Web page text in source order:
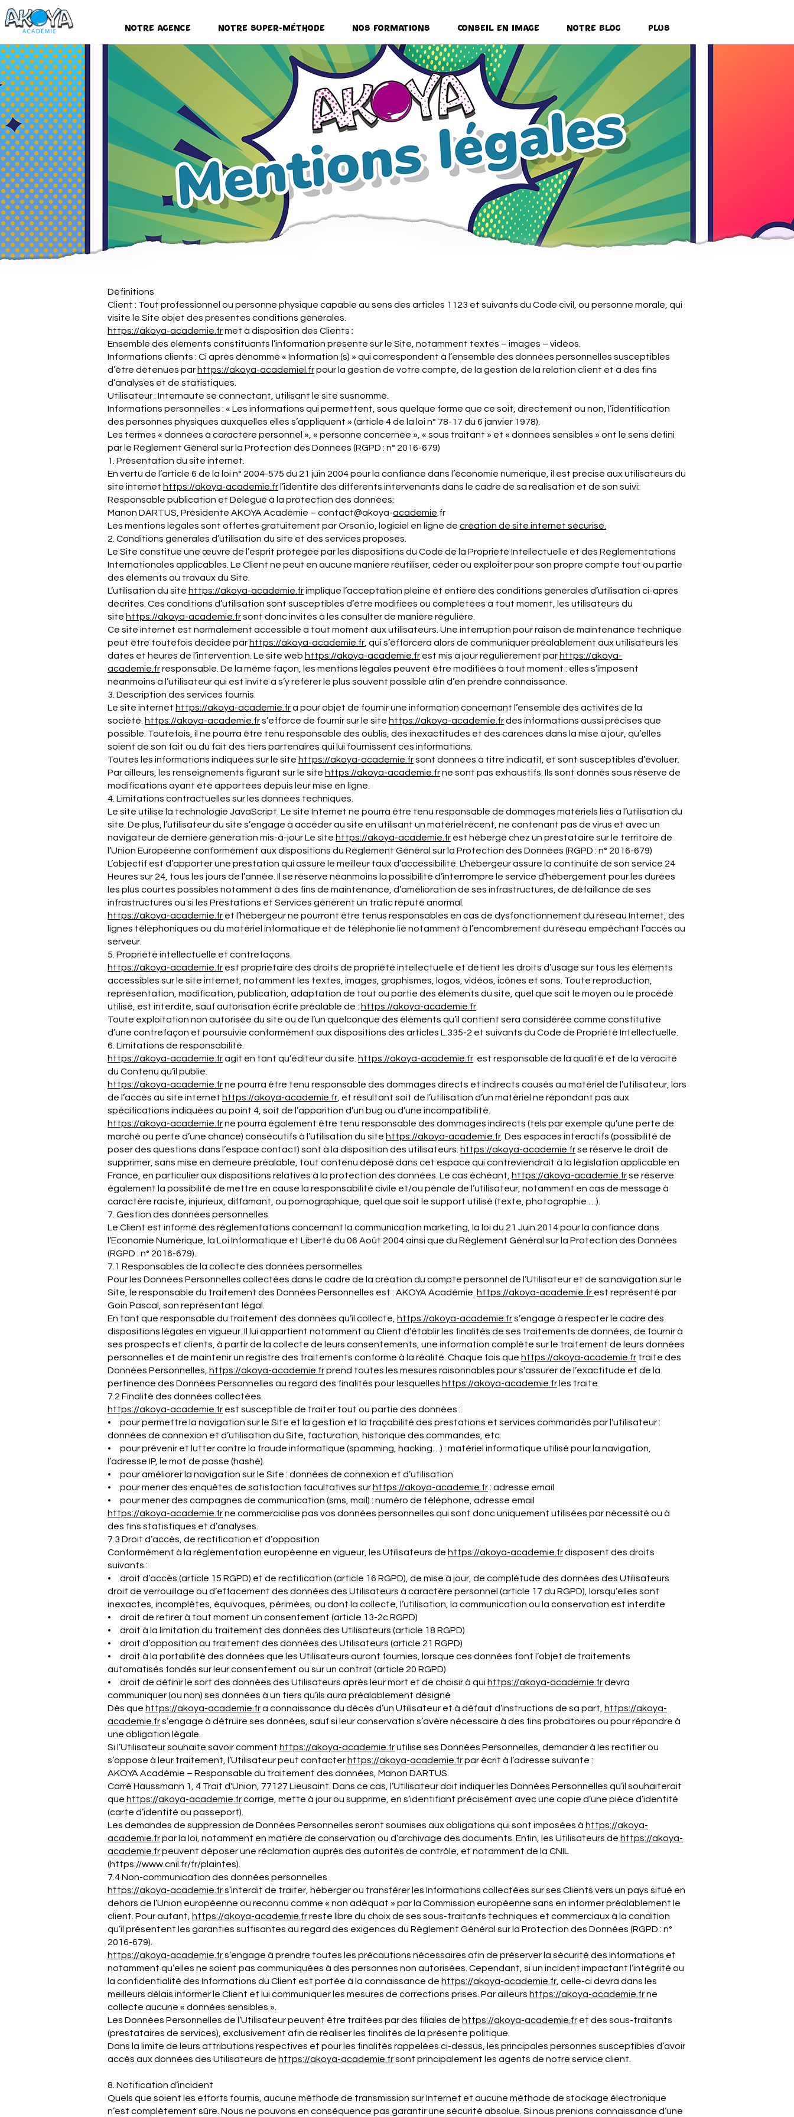
Notre Agence Notre Super-Méthode Nos formations Conseil en image Notre Blog Plus
Définitions
Client : Tout professionnel ou personne physique capable au sens des articles 1123 et suivants du Code civil, ou personne morale, qui
visite le Site objet des présentes conditions générales.
https://akoya-academie.frmet à disposition des Clients :
Ensemble des éléments constituants l’information présente sur le Site, notamment textes – images – vidéos.
Informations clients : Ci après dénommé « Information (s) » qui correspondent à l’ensemble des données personnelles susceptibles
d’être détenues par https://akoya-academie l.frpour la gestion de votre compte, de la gestion de la relation client et à des fins
d’analyses et de statistiques.
Utilisateur : Internaute se connectant, utilisant le site susnommé.
Informations personnelles : « Les informations qui permettent, sous quelque forme que ce soit, directement ou non, l’identification
des personnes physiques auxquelles elles s’appliquent » (article 4 de la loi n° 78-17 du 6 janvier 1978).
Les termes « données à caractère personnel », « personne concernée », « sous traitant » et « données sensibles » ont le sens défini
par le Règlement Général sur la Protection des Données (RGPD : n° 2016-679)
1. Présentation du site internet.
En vertu de l’article 6 de la loi n° 2004-575 du 21 juin 2004 pour la confiance dans l’économie numérique, il est précisé aux utilisateurs du
site internet https://akoya-academie .fr l’identité des différents intervenants dans le cadre de sa réalisation et de son suivi:
Responsable publication et Délégué à la protection des données:
Manon DARTUS, Présidente AKOYA Académie – contact@akoya-academie .fr
Les mentions légales sont offertes gratuitement par Orson.io, logiciel en ligne de création de site internet sécurisé.
2. Conditions générales d’utilisation du site et des services proposés.
Le Site constitue une œuvre de l’esprit protégée par les dispositions du Code de la Propriété Intellectuelle et des Réglementations
Internationales applicables. Le Client ne peut en aucune manière réutiliser, céder ou exploiter pour son propre compte tout ou partie
des éléments ou travaux du Site.
L’utilisation du site https://akoya-academie.frimplique l’acceptation pleine et entière des conditions générales d’utilisation ci-après
décrites. Ces conditions d’utilisation sont susceptibles d’être modifiées ou complétées à tout moment, les utilisateurs du
site https://akoya-academie .frsont donc invités à les consulter de manière régulière.
Ce site internet est normalement accessible à tout moment aux utilisateurs. Une interruption pour raison de maintenance technique
peut être toutefois décidée par https://akoya-academie .fr , qui s’efforcera alors de communiquer préalablement aux utilisateurs les
dates et heures de l’intervention. Le site web https://akoya-academie .fr est mis à jour régulièrement par https://akoya-
academie .frresponsable. De la même façon, les mentions légales peuvent être modifiées à tout moment : elles s’imposent
néanmoins à l’utilisateur qui est invité à s’y référer le plus souvent possible afin d’en prendre connaissance.
3. Description des services fournis.
Le site internet https://akoya-academie .fra pour objet de fournir une information concernant l’ensemble des activités de la
société. https://akoya-academie .frs’efforce de fournir sur le site https://akoya-academie .frdes informations aussi précises que
possible. Toutefois, il ne pourra être tenu responsable des oublis, des inexactitudes et des carences dans la mise à jour, qu’elles
soient de son fait ou du fait des tiers partenaires qui lui fournissent ces informations.
Toutes les informations indiquées sur le site https://akoya-academie .frsont données à titre indicatif, et sont susceptibles d’évoluer.
Par ailleurs, les renseignements figurant sur le site https://akoya-academie .frne sont pas exhaustifs. Ils sont donnés sous réserve de
modifications ayant été apportées depuis leur mise en ligne.
4. Limitations contractuelles sur les données techniques.
Le site utilise la technologie JavaScript. Le site Internet ne pourra être tenu responsable de dommages matériels liés à l’utilisation du
site. De plus, l’utilisateur du site s’engage à accéder au site en utilisant un matériel récent, ne contenant pas de virus et avec un
navigateur de dernière génération mis-à-jour Le site https://akoya-academie .fr est hébergé chez un prestataire sur le territoire de
l’Union Européenne conformément aux dispositions du Règlement Général sur la Protection des Données (RGPD : n° 2016-679)
L’objectif est d’apporter une prestation qui assure le meilleur taux d’accessibilité. L’hébergeur assure la continuité de son service 24
Heures sur 24, tous les jours de l’année. Il se réserve néanmoins la possibilité d’interrompre le service d’hébergement pour les durées
les plus courtes possibles notamment à des fins de maintenance, d’amélioration de ses infrastructures, de défaillance de ses
infrastructures ou si les Prestations et Services génèrent un trafic réputé anormal.
https://akoya-academie .fr et l’hébergeur ne pourront être tenus responsables en cas de dysfonctionnement du réseau Internet, des
lignes téléphoniques ou du matériel informatique et de téléphonie lié notamment à l’encombrement du réseau empêchant l’accès au
serveur.
5. Propriété intellectuelle et contrefaçons.
https://akoya-academie .fr est propriétaire des droits de propriété intellectuelle et détient les droits d’usage sur tous les éléments
accessibles sur le site internet, notamment les textes, images, graphismes, logos, vidéos, icônes et sons. Toute reproduction,
représentation, modification, publication, adaptation de tout ou partie des éléments du site, quel que soit le moyen ou le procédé
utilisé, est interdite, sauf autorisation écrite préalable de : https://akoya-academie .fr
Toute exploitation non autorisée du site ou de l’un quelconque des éléments qu’il contient sera considérée comme constitutive
d’une contrefaçon et poursuivie conformément aux dispositions des articles L.335-2 et suivants du Code de Propriété Intellectuelle.
6. Limitations de responsabilité.
https://akoya-academie .fragit en tant qu’éditeur du site. https://akoya-academie .fr est responsable de la qualité et de la véracité
du Contenu qu’il publie.
https://akoya-academie .frne pourra être tenu responsable des dommages directs et indirects causés au matériel de l’utilisateur, lors
de l’accès au site internet https://akoya-academie .fr , et résultant soit de l’utilisation d’un matériel ne répondant pas aux
spécifications indiquées au point 4, soit de l’apparition d’un bug ou d’une incompatibilité.
https://akoya-academie .frne pourra également être tenu responsable des dommages indirects (tels par exemple qu’une perte de
marché ou perte d’une chance) consécutifs à l’utilisation du site https://akoya-academie .fr . Des espaces interactifs (possibilité de
poser des questions dans l’espace contact) sont à la disposition des utilisateurs. https://akoya-academie .frse réserve le droit de
supprimer, sans mise en demeure préalable, tout contenu déposé dans cet espace qui contreviendrait à la législation applicable en
France, en particulier aux dispositions relatives à la protection des données. Le cas échéant,
https://akoya-academie .frse réserve
également la possibilité de mettre en cause la responsabilité civile et/ou pénale de l’utilisateur, notamment en cas de message à
caractère raciste, injurieux, diffamant, ou pornographique, quel que soit le support utilisé (texte, photographie …).
7. Gestion des données personnelles.
Le Client est informé des réglementations concernant la communication marketing, la loi du 21 Juin 2014 pour la confiance dans
l’Economie Numérique, la Loi Informatique et Liberté du 06 Août 2004 ainsi que du Règlement Général sur la Protection des Données
(RGPD : n° 2016-679).
7.1 Responsables de la collecte des données personnelles
Pour les Données Personnelles collectées dans le cadre de la création du compte personnel de l’Utilisateur et de sa navigation sur le
Site, le responsable du traitement des Données Personnelles est : AKOYA Académie. https://akoya-academie .fr est représenté par
Goin Pascal, son représentant légal.
En tant que responsable du traitement des données qu’il collecte,
https://akoya-academie .frs’engage à respecter le cadre des
dispositions légales en vigueur. Il lui appartient notamment au Client d’établir les finalités de ses traitements de données, de fournir à
ses prospects et clients, à partir de la collecte de leurs consentements, une information complète sur le traitement de leurs données
personnelles et de maintenir un registre des traitements conforme à la réalité. Chaque fois que https://akoya-academie .fr traite des
Données Personnelles,
https://akoya-academie .frprend toutes les mesures raisonnables pour s’assurer de l’exactitude et de la
pertinence des Données Personnelles au regard des finalités pour lesquelles https://akoya-academie .fr les traite.
7.2 Finalité des données collectées.
https://akoya-academie .fr est susceptible de traiter tout ou partie des données :
• pour permettre la navigation sur le Site et la gestion et la traçabilité des prestations et services commandés par l’utilisateur :
données de connexion et d’utilisation du Site, facturation, historique des commandes, etc.
• pour prévenir et lutter contre la fraude informatique (spamming, hacking…) : matériel informatique utilisé pour la navigation,
l’adresse IP, le mot de passe (hashé).
• pour améliorer la navigation sur le Site : données de connexion et d’utilisation
• pour mener des enquêtes de satisfaction facultatives sur https://akoya-academie .fr: adresse email
• pour mener des campagnes de communication (sms, mail) : numéro de téléphone, adresse email
https://akoya-academie .frne commercialise pas vos données personnelles qui sont donc uniquement utilisées par nécessité ou à
des fins statistiques et d’analyses.
7.3 Droit d’accès, de rectification et d’opposition
Conformément à la réglementation européenne en vigueur, les Utilisateurs de https://akoya-academie .frdisposent des droits
suivants :
• droit d’accès (article 15 RGPD) et de rectification (article 16 RGPD), de mise à jour, de complétude des données des Utilisateurs
droit de verrouillage ou d’effacement des données des Utilisateurs à caractère personnel (article 17 du RGPD), lorsqu’elles sont
inexactes, incomplètes, équivoques, périmées, ou dont la collecte, l’utilisation, la communication ou la conservation est interdite
• droit de retirer à tout moment un consentement (article 13-2c RGPD)
• droit à la limitation du traitement des données des Utilisateurs (article 18 RGPD)
• droit d’opposition au traitement des données des Utilisateurs (article 21 RGPD)
• droit à la portabilité des données que les Utilisateurs auront fournies, lorsque ces données font l’objet de traitements
automatisés fondés sur leur consentement ou sur un contrat (article 20 RGPD)
• droit de définir le sort des données des Utilisateurs après leur mort et de choisir à qui https://akoya-academie .frdevra
communiquer (ou non) ses données à un tiers qu’ils aura préalablement désigné
Dès que https://akoya-academie .fra connaissance du décès d’un Utilisateur et à défaut d’instructions de sa part,
https://akoya-
academie .frs’engage à détruire ses données, sauf si leur conservation s’avère nécessaire à des fins probatoires ou pour répondre à
une obligation légale.
Si l’Utilisateur souhaite savoir comment https://akoya-academie .frutilise ses Données Personnelles, demander à les rectifier ou
s’oppose à leur traitement, l’Utilisateur peut contacter https://akoya-academie .frpar écrit à l’adresse suivante :
AKOYA Académie – Responsable du traitement des données, Manon DARTUS.
Carré Haussmann 1, 4 Trait d'Union, 77127 Lieusaint. Dans ce cas, l’Utilisateur doit indiquer les Données Personnelles qu’il souhaiterait
que https://akoya-academie .frcorrige, mette à jour ou supprime, en s’identifiant précisément avec une copie d’une pièce d’identité
(carte d’identité ou passeport).
Les demandes de suppression de Données Personnelles seront soumises aux obligations qui sont imposées à https://akoya-
academie .frpar la loi, notamment en matière de conservation ou d’archivage des documents. Enfin, les Utilisateurs de https://akoya-
academie .frpeuvent déposer une réclamation auprès des autorités de contrôle, et notamment de la CNIL
(https://www.cnil.fr/fr/plaintes).
7.4 Non-communication des données personnelles
https://akoya-academie .frs’interdit de traiter, héberger ou transférer les Informations collectées sur ses Clients vers un pays situé en
dehors de l’Union européenne ou reconnu comme « non adéquat » par la Commission européenne sans en informer préalablement le
client. Pour autant,
https://akoya-academie .frreste libre du choix de ses sous-traitants techniques et commerciaux à la condition
qu’il présentent les garanties suffisantes au regard des exigences du Règlement Général sur la Protection des Données (RGPD : n°
2016-679).
https://akoya-academie .frs’engage à prendre toutes les précautions nécessaires afin de préserver la sécurité des Informations et
notamment qu’elles ne soient pas communiquées à des personnes non autorisées. Cependant, si un incident impactant l’intégrité ou
la confidentialité des Informations du Client est portée à la connaissance de https://akoya-academie .fr , celle-ci devra dans les
meilleurs délais informer le Client et lui communiquer les mesures de corrections prises. Par ailleurs https://akoya-academie .frne
collecte aucune « données sensibles ».
Les Données Personnelles de l’Utilisateur peuvent être traitées par des filiales de https://akoya-academie .fr et des sous-traitants
(prestataires de services), exclusivement afin de réaliser les finalités de la présente politique.
Dans la limite de leurs attributions respectives et pour les finalités rappelées ci-dessus, les principales personnes susceptibles d’avoir
accès aux données des Utilisateurs de https://akoya-academie .frsont principalement les agents de notre service client.
8. Notification d’incident
Quels que soient les efforts fournis, aucune méthode de transmission sur Internet et aucune méthode de stockage électronique
n’est complètement sûre. Nous ne pouvons en conséquence pas garantir une sécurité absolue. Si nous prenions connaissance d’une